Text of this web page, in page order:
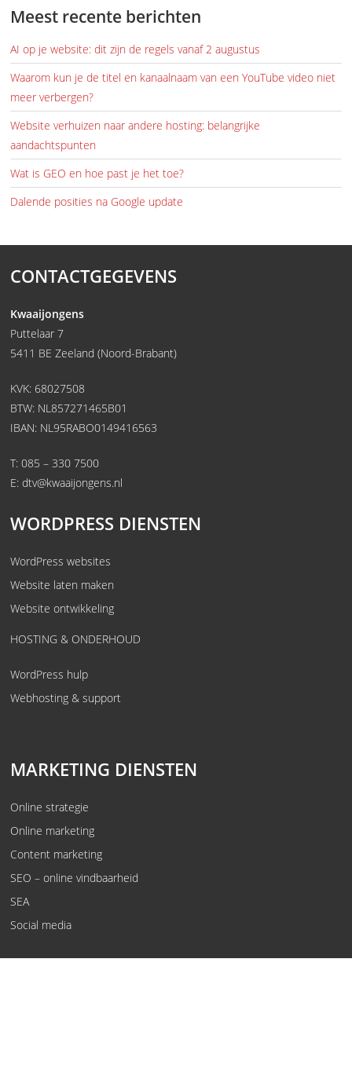
Meest recente berichten
AI op je website: dit zijn de regels vanaf 2 augustus
Waarom kun je de titel en kanaalnaam van een YouTube video niet
meer verbergen?
Website verhuizen naar andere hosting: belangrijke
aandachtspunten
Wat is GEO en hoe past je het toe?
Dalende posities na Google update
CONTACTGEGEVENS
Kwaaijongens
Puttelaar 7
5411 BE Zeeland (Noord-Brabant)
KVK: 68027508
BTW: NL857271465B01
IBAN: NL95RABO0149416563
T:085 – 330 7500
E:dtv@kwaaijongens.nl
WORDPRESS DIENSTEN
WordPress websites
Website laten maken
Website ontwikkeling
HOSTING & ONDERHOUD
WordPress hulp
Webhosting & support
MARKETING DIENSTEN
Online strategie
Online marketing
Content marketing
SEO – online vindbaarheid
SEA
Social media